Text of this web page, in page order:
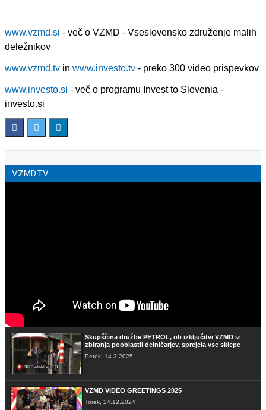
www.vzmd.si - več o VZMD - Vseslovensko združenje malih
deležnikov
www.vzmd.tv in www.investo.tv - preko 300 video prispevkov
www.investo.si - več o programu Invest to Slovenia -
investo.si
VZMD.TV
Skupščina družbe PETROL, ob izključitvi VZMD iz
zbiranja pooblastil delničarjev, sprejela vse sklepe
Petek, 14.3.2025
VZMD VIDEO GREETINGS 2025
Torek, 24.12.2024